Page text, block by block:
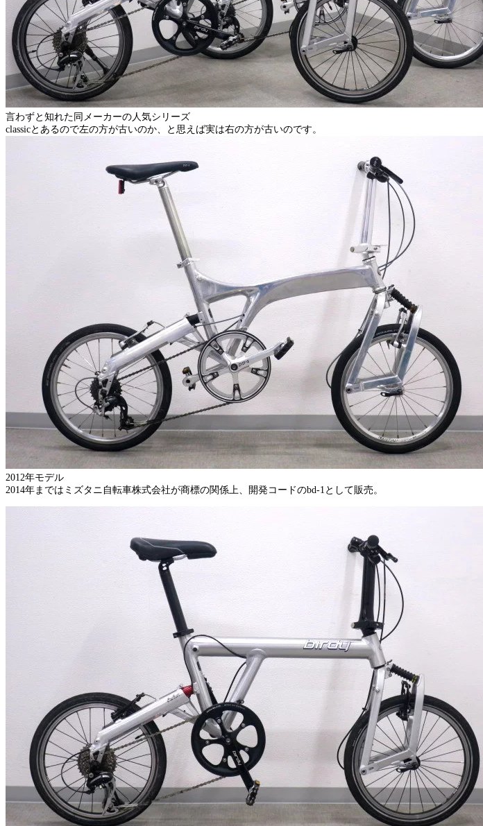
言わずと知れた同メーカーの人気シリーズ
classicとあるので左の方が古いのか、と思えば実は右の方が古いのです。
2012年モデル
2014年まではミズタニ自転車株式会社が商標の関係上、開発コードのbd-1として販売。